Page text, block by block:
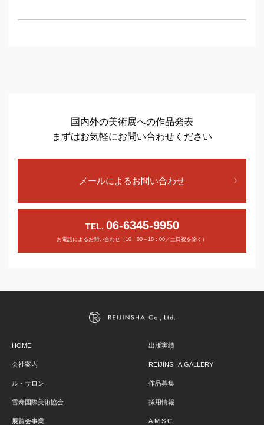
国内外の美術展への作品発表
まずはお気軽にお問い合わせください
メールによるお問い合わせ
TEL. 06-6345-9950
お電話によるお問い合わせ（10：00～18：00／土日祝を除く）
HOME
会社案内
ル・サロン
雪舟国際美術協会
展覧会事業
出版実績
REIJINSHA GALLERY
作品募集
採用情報
A.M.S.C.